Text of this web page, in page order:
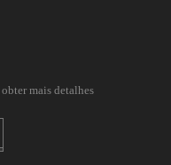
mais detalhes